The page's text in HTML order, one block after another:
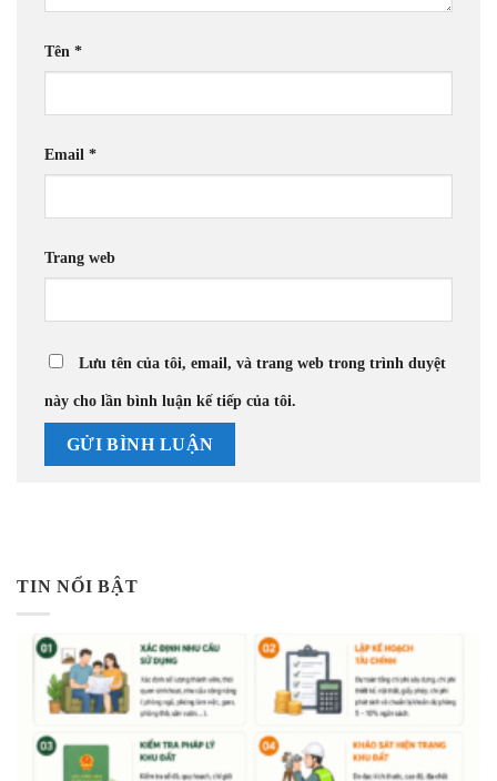
Tên *
Email *
Trang web
Lưu tên của tôi, email, và trang web trong trình duyệt
này cho lần bình luận kế tiếp của tôi.
TIN NỔI BẬT